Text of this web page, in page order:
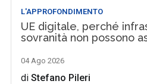
L'APPROFONDIMENTO
UE digitale, perché
sovranità non possono
04 Ago 2026
diStefano Pileri